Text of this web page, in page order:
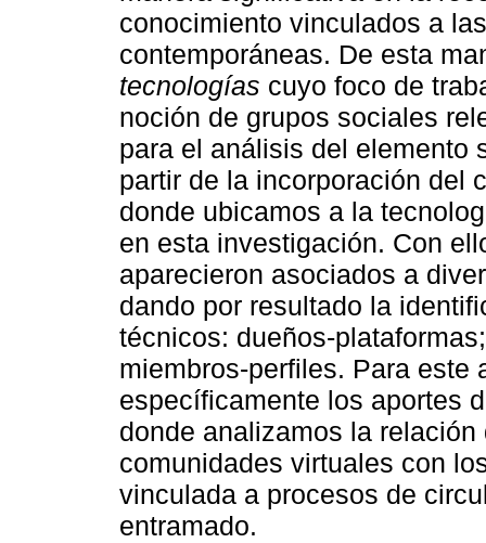
conocimiento vinculados a
contemporáneas. De esta
tecnologías cuyo foco de
noción de grupos sociales
para el análisis del elemento
partir de la incorporación del
donde ubicamos a la
en esta investigación. Con
aparecieron asociados a
dando por resultado la
técnicos: dueños-
miembros-perfiles. Para este
específicamente los aportes
donde analizamos la
comunidades virtuales con
vinculada a procesos de
entramado.